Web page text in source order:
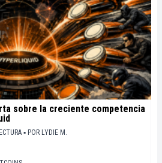
sobre la creciente competencia
▪ POR LYDIE M.